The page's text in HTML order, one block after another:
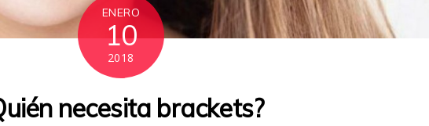
ENERO
10
2018
necesita brackets?